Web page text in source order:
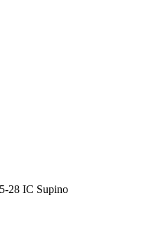
28 IC Supino